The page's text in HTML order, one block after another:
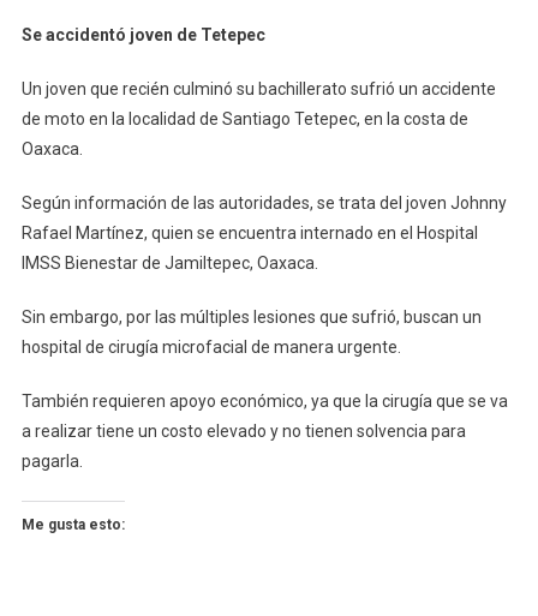
De
Tetepec
Se accidentó joven de Tetepec
Un joven que recién culminó su bachillerato sufrió un accidente
de moto en la localidad de Santiago Tetepec, en la costa de
Oaxaca.
Según información de las autoridades, se trata del joven Johnny
Rafael Martínez, quien se encuentra internado en el Hospital
IMSS Bienestar de Jamiltepec, Oaxaca.
Sin embargo, por las múltiples lesiones que sufrió, buscan un
hospital de cirugía microfacial de manera urgente.
También requieren apoyo económico, ya que la cirugía que se va
a realizar tiene un costo elevado y no tienen solvencia para
pagarla.
Me gusta esto: